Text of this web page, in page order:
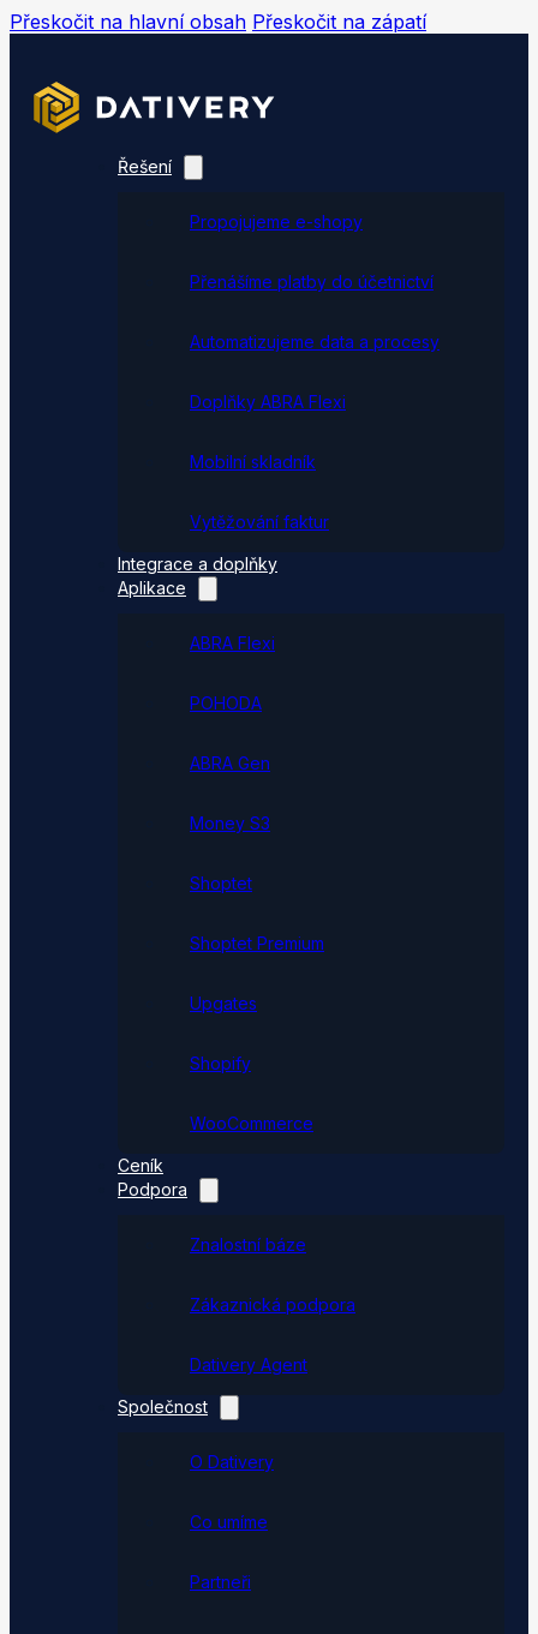
Přeskočit na hlavní obsah Přeskočit na zápatí
Řešení
Propojujeme e-shopy
Přenášíme platby do účetnictví
Automatizujeme data a procesy
Doplňky ABRA Flexi
Mobilní skladník
Vytěžování faktur
Integrace a doplňky
Aplikace
ABRA Flexi
POHODA
ABRA Gen
Money S3
Shoptet
Shoptet Premium
Upgates
Shopify
WooCommerce
Ceník
Podpora
Znalostní báze
Zákaznická podpora
Dativery Agent
Společnost
O Dativery
Co umíme
Partneři